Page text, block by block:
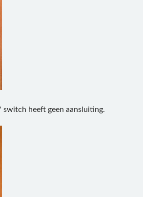
switch heeft geen aansluiting.